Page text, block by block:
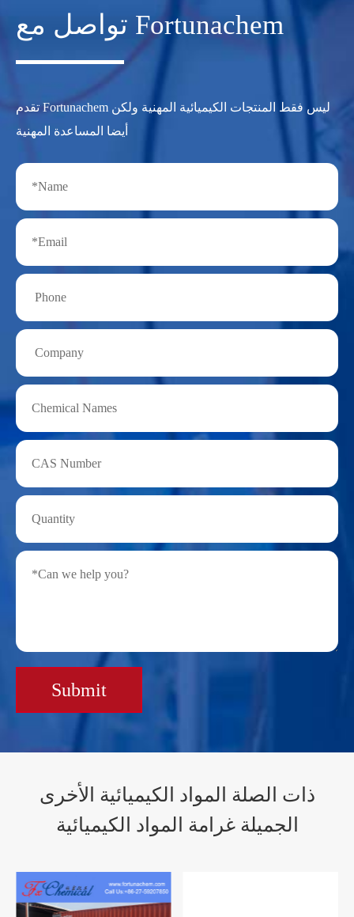
تواصل مع Fortunachem
تقدم Fortunachem ليس فقط المنتجات الكيميائية المهنية ولكن
أيضا المساعدة المهنية
Submit
ذات الصلة المواد الكيميائية الأخرى
الجميلة غرامة المواد الكيميائية